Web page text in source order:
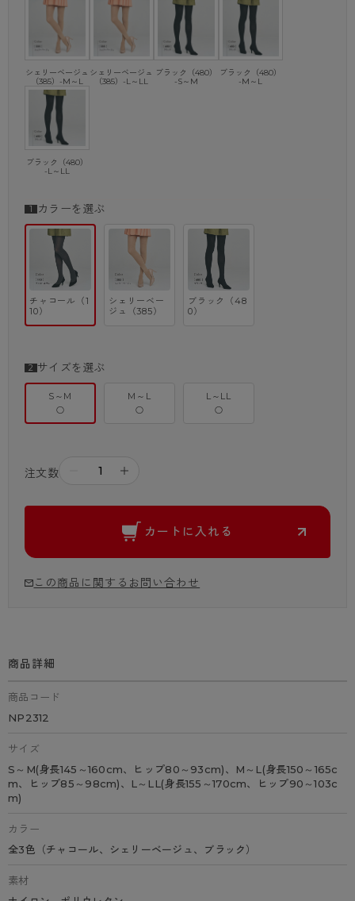
タイツをはく時の煩わしさを軽減してくれます。
［商品特徴③］
太陽の光を熱エネルギーに変える「光発熱加工」で暖かい
太陽からの近赤外線を、生地に含まれるセラミックが吸収。
その後、熱エネルギーに変換されて、効率よく身体を暖めてくれます。
少し肌寒い季節や、室内の冷房対策にもおすすめです。
［商品特徴④］
その他、うれしい5つの機能
1．ヌードトウ
つま先部分に切り替えがなくすっきりとして見える、ヌードトウ仕様
2．動きやすい
3．前後がわかりやすく、足のかかとにもフィット
足の形になっている足型セットタイプなので、はく時に前後がわかりやす
く、また足のかかとにもしっかりフィット
4．静電気防止加工
静電気が起きにくい
※こちらの商品は、アツギにいただくお客様からのご意見を製品に反映
シェリーベージュ
（385）-M～L
シェリーベージュ
（385）-L～LL
ブラック（480）
-S～M
ブラック（480）
-M～L
ブラック（480）
-L～LL
カラーを選ぶ
チャコール（1
10）
シェリーベー
ジュ（385）
ブラック（48
0）
サイズを選ぶ
S～M
○
M～L
○
L～LL
○
注文数 ＋
カートに入れる
この商品に関するお問い合わせ
商品詳細
商品コード
NP2312
サイズ
S～M(身長145～160cm、ヒップ80～93cm)、M～L(身長150～165c
m、ヒップ85～98cm)、L～LL(身長155～170cm、ヒップ90～103c
m)
カラー
全3色（チャコール、シェリーベージュ、ブラック）
素材